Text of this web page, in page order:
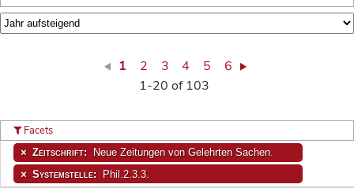
1 2 3 4 5
6
1-20 of 103
Facets
Zeitschrift: Neue Zeitungen von Gelehrten Sachen.
Systemstelle: Phil.2.3.3.